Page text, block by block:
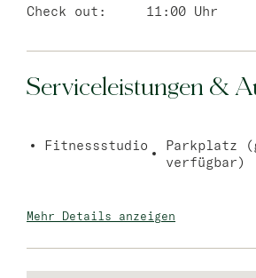
Check out:
11:00 Uhr
Serviceleistungen &
Fitnessstudio
Parkplatz
verfügbar)
Mehr Details anzeigen